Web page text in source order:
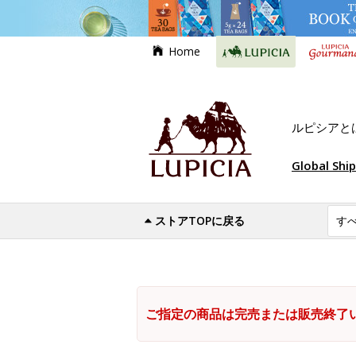
Home
ルピシアと
Global
ストアTOPに戻る
ご指定の商品は完売または販売終了